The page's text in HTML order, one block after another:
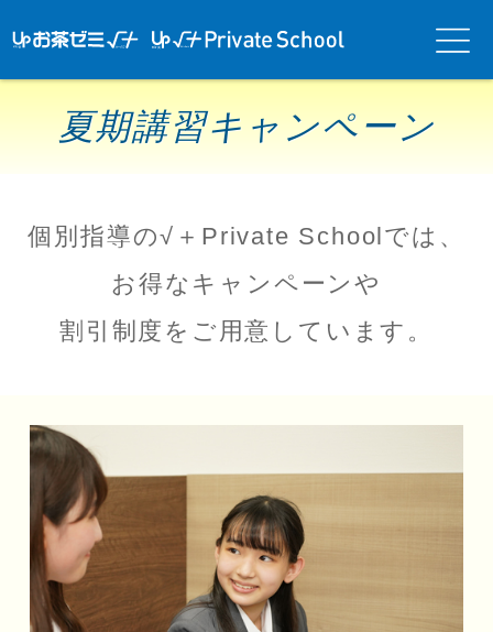
ミ√＋（ルー
（ルータス）PS
メニ
ュー
夏期講習キャンペーン
個別指導の√＋Private Schoolでは、
お得なキャンペーンや
割引制度をご用意しています。